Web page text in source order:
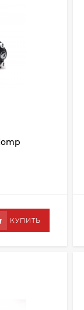
КУПИТЬ